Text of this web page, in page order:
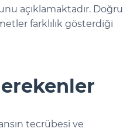
açıklamaktadır. Doğru
farklılık gösterdiği
tecrübesi ve